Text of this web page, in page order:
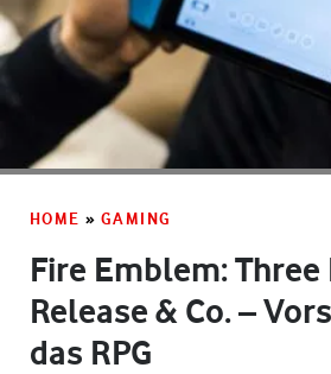
HOME » GAMING
Fire Emblem: Three
Release & Co. –
das RPG